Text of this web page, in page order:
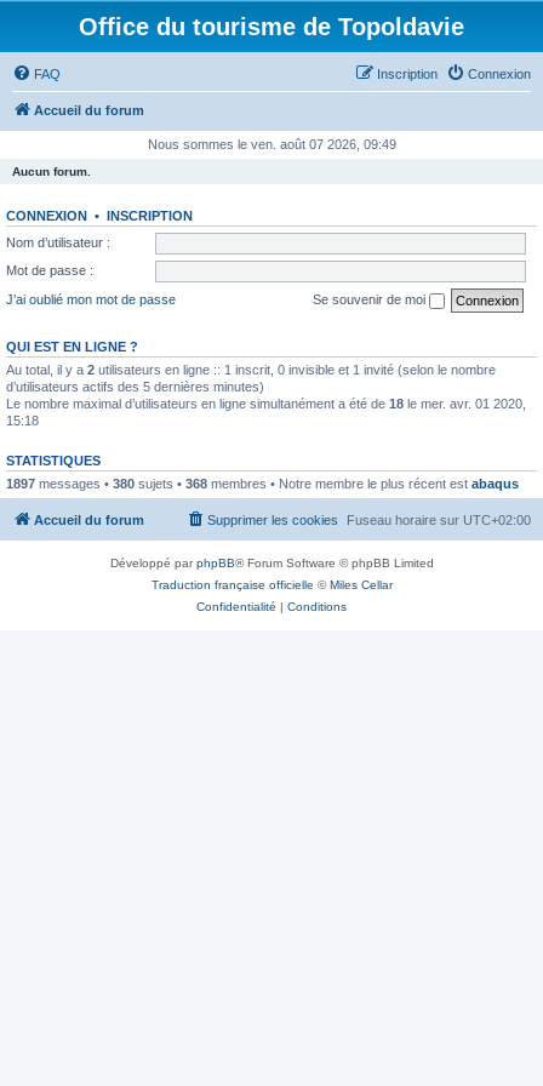
Office du tourisme de Topoldavie
FAQ Connexion
Inscription
Accueil du forum
Nous sommes le ven. août 07 2026, 09:49
Aucun forum.
CONNEXION • INSCRIPTION
Nom d’utilisateur :
Mot de passe :
J’ai oublié mon mot de passe
Se souvenir de moi
QUI EST EN LIGNE ?
Au total, il y a 2 utilisateurs en ligne :: 1 inscrit, 0 invisible et 1 invité (selon le nombre
d’utilisateurs actifs des 5 dernières minutes)
Le nombre maximal d’utilisateurs en ligne simultanément a été de 18 le mer. avr. 01 2020,
15:18
STATISTIQUES
1897 messages • 380 sujets • 368 membres • Notre membre le plus récent est abaqus
Accueil du forum Fuseau horaire sur UTC+02:00
Supprimer les cookies
Développé parphpBB® Forum Software © phpBB Limited
Traduction française officielle ©Miles Cellar
Confidentialité | Conditions